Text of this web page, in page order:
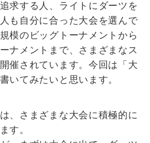
求する人、ライトにダーツを
も自分に合った大会を選んで
模のビッグトーナメントから
ナメントまで、さまざまなス
催されています。今回は「大
いてみたいと思います。
、さまざまな大会に積極的に
す。